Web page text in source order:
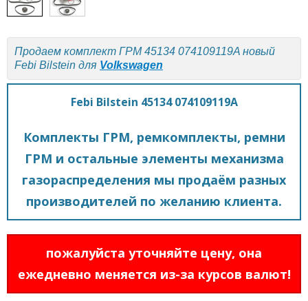
Продаем комплект ГРМ 45134 074109119A новый
Febi Bilstein для Volkswagen
Febi Bilstein 45134 074109119A
Комплекты ГРМ, ремкомплекты, ремни
ГРМ и остальные элементы механизма
газораспределения мы продаём разных
производителей по желанию клиента.
пожалуйста уточняйте цену, она
ежедневно меняется из-за курсов валют!